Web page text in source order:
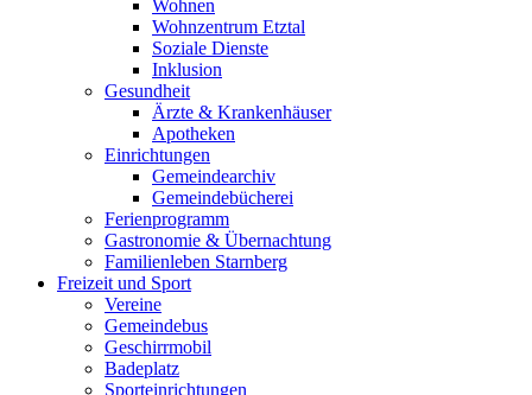
Wohnen
Wohnzentrum Etztal
Soziale Dienste
Inklusion
Gesundheit
Ärzte & Krankenhäuser
Apotheken
Einrichtungen
Gemeindearchiv
Gemeindebücherei
Ferienprogramm
Gastronomie & Übernachtung
Familienleben Starnberg
Freizeit und Sport
Vereine
Gemeindebus
Geschirrmobil
Badeplatz
Sporteinrichtungen